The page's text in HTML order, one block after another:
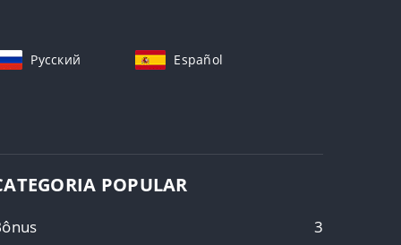
Русский Español
POPULAR
3